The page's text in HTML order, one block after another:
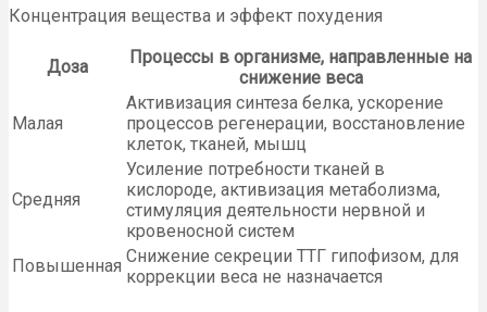
Концентрация вещества и эффект похудения
Доза
Процессы в организме, направленные на
снижение веса
Малая
Активизация синтеза белка, ускорение
процессов регенерации, восстановление
клеток, тканей, мышц
Средняя
Усиление потребности тканей в
кислороде, активизация метаболизма,
стимуляция деятельности нервной и
кровеносной систем
Повышенная Снижение секреции ТТГ гипофизом, для
коррекции веса не назначается